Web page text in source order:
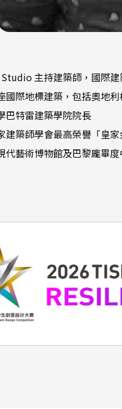
主持建築師，國際
國際地標建築，包括奧地
巴特雷建築學院院長
建築師學會最高榮譽「皇
代藝術博物館及巴黎龐畢